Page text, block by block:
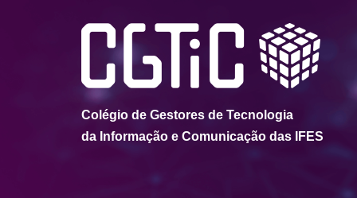
Colégio de Gestores de Tecnologia
da Informação e Comunicação das IFES